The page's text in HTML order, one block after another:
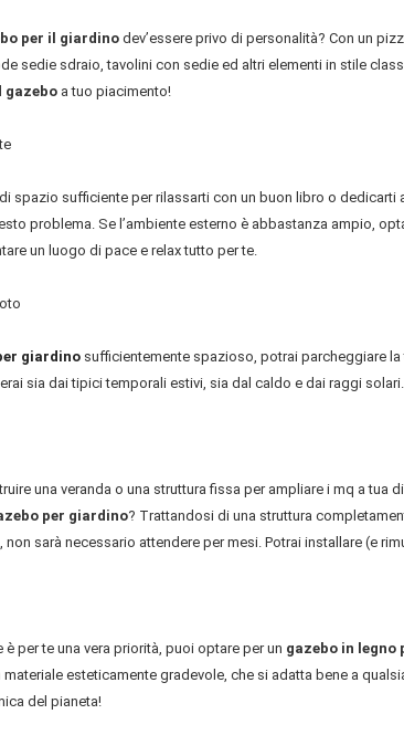
per il giardino dev’essere privo di personalità? Con un
sedie sdraio, tavolini con sedie ed altri elementi in stile
gazebo a tuo piacimento!
spazio sufficiente per rilassarti con un buon libro o dedicarti
problema. Se l’ambiente esterno è abbastanza ampio,
un luogo di pace e relax tutto per te.
giardino sufficientemente spazioso, potrai parcheggiare
sia dai tipici temporali estivi, sia dal caldo e dai raggi solari.
una veranda o una struttura fissa per ampliare i mq a tua
per giardino? Trattandosi di una struttura
non sarà necessario attendere per mesi. Potrai installare (e
è per te una vera priorità, puoi optare per un gazebo in legno
materiale esteticamente gradevole, che si adatta bene a
del pianeta!